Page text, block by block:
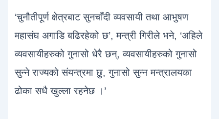
‘चुनौतीपूर्ण क्षेत्रबाट सुनचाँदी व्यवसायी तथा आभुषण
महासंघ अगाडि बढिरहेको छ’, मन्त्री गिरीले भने, ‘अहिले
व्यवसायीहरुको गुनासो धेरै छन्, व्यवसायीहरुको गुनासो
सुन्ने राज्यको संयन्त्रमा छु, गुनासो सुन्न मन्त्रालयका
ढोका सधै खुल्ला रहनेछ ।’